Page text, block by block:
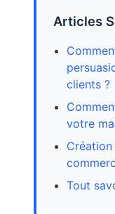
Articles
clients ?
votre
Tout